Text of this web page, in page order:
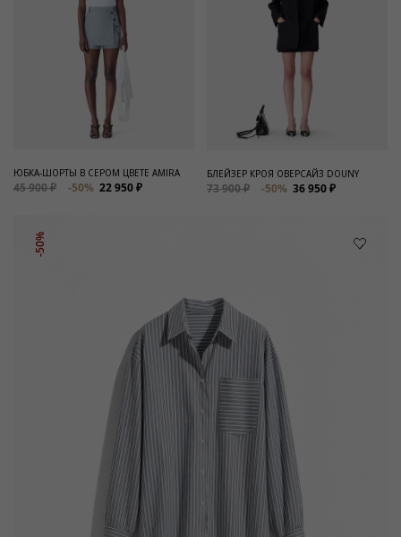
ЮБКА-ШОРТЫ В СЕРОМ ЦВЕТЕ AMIRA
45 900 ₽ -50% 22 950 ₽
БЛЕЙЗЕР КРОЯ ОВЕРСАЙЗ DOUNY
73 900 ₽ -50% 36 950 ₽
-50%